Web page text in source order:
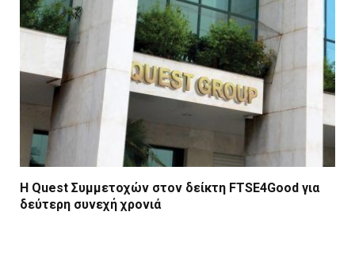
Η Quest Συμμετοχών στον δείκτη FTSE4Good για
δεύτερη συνεχή χρονιά